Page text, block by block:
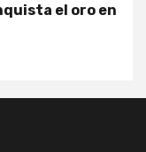
el oro en